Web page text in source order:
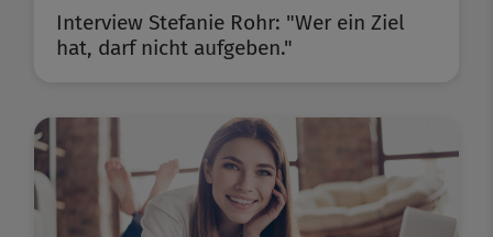
Interview Stefanie Rohr: "Wer ein Ziel
hat, darf nicht aufgeben."